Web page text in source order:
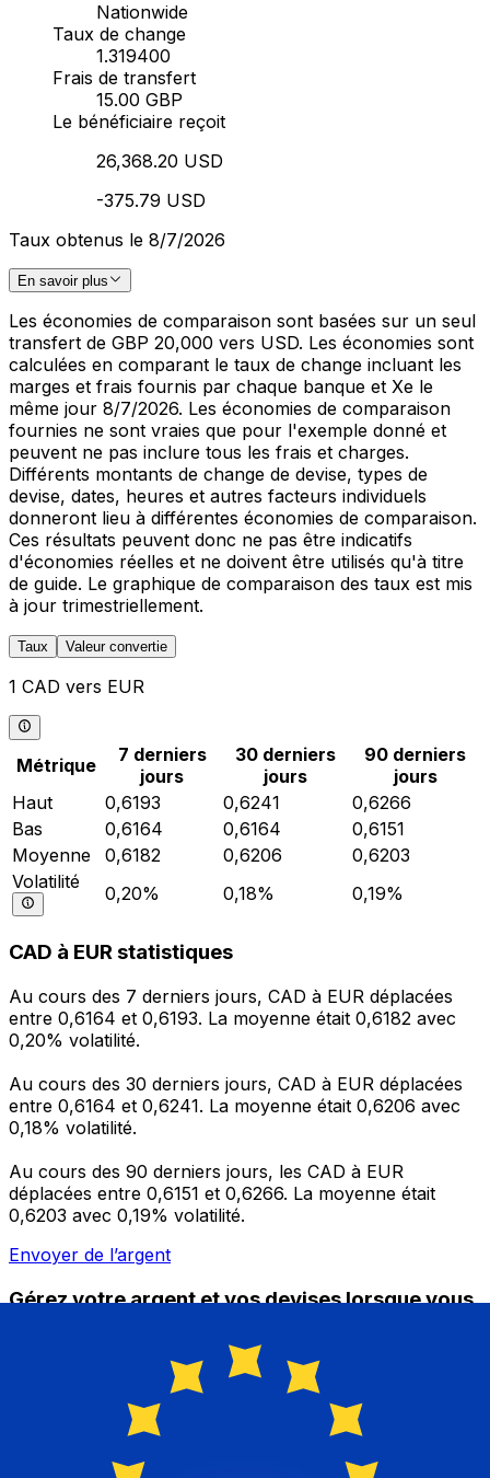
Nationwide
Taux de change
1.319400
Frais de transfert
15.00 GBP
Le bénéficiaire reçoit
26,368.20 USD
-375.79 USD
Taux obtenus le 8/7/2026
En savoir plus
Les économies de comparaison sont basées sur un seul
transfert de GBP 20,000 vers USD. Les économies sont
calculées en comparant le taux de change incluant les
marges et frais fournis par chaque banque et Xe le
même jour 8/7/2026. Les économies de comparaison
fournies ne sont vraies que pour l'exemple donné et
peuvent ne pas inclure tous les frais et charges.
Différents montants de change de devise, types de
devise, dates, heures et autres facteurs individuels
donneront lieu à différentes économies de comparaison.
Ces résultats peuvent donc ne pas être indicatifs
d'économies réelles et ne doivent être utilisés qu'à titre
de guide. Le graphique de comparaison des taux est mis
à jour trimestriellement.
Taux Valeur convertie
1 CAD vers EUR
Métrique
7 derniers
jours
30 derniers
jours
90 derniers
jours
Haut
0,6193 0,6241
0,6266
Bas
0,6164 0,6164
0,6151
Moyenne
0,6182 0,6206
0,6203
Volatilité
0,20% 0,18% 0,19%
CAD à EUR statistiques
Au cours des 7 derniers jours, CAD à EUR déplacées
entre 0,6164 et 0,6193. La moyenne était 0,6182 avec
0,20% volatilité.
Au cours des 30 derniers jours, CAD à EUR déplacées
entre 0,6164 et 0,6241. La moyenne était 0,6206 avec
0,18% volatilité.
Au cours des 90 derniers jours, les CAD à EUR
déplacées entre 0,6151 et 0,6266. La moyenne était
0,6203 avec 0,19% volatilité.
Envoyer de l’argent
Gérez votre argent et vos devises lorsque vous
L'application Xe réunit toutes les fonctionnalités
nécessaires pour vos transferts d'argent internationaux
et la gestion de vos devises. Convertissez des devises,
programmez des alertes de taux et transférez de